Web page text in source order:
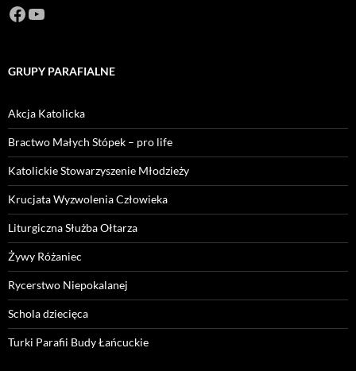
Facebook
https://www.youtube.com/channel/
GRUPY PARAFIALNE
Akcja Katolicka
Bractwo Małych Stópek – pro life
Katolickie Stowarzyszenie Młodzieży
Krucjata Wyzwolenia Człowieka
Liturgiczna Służba Ołtarza
Żywy Różaniec
Rycerstwo Niepokalanej
Schola dziecięca
Turki Parafii Budy Łańcuckie